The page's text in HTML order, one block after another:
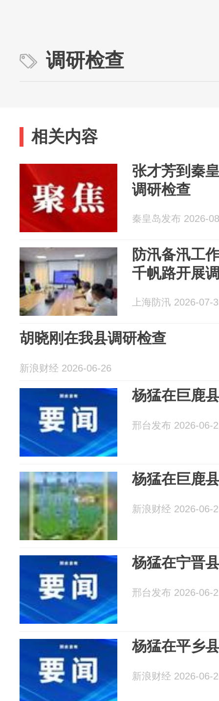
调研检查
相关内容
张才芳到秦
调研检查
秦皇岛发布 2026-
防汛备汛工
千帆路开展
上海防汛 2026-07-
胡晓刚在我县调研检查
新浪财经 2026-06-26
杨猛在巨鹿
邢台发布 2026-06-
杨猛在巨鹿
新浪财经 2026-06-
杨猛在宁晋
邢台发布 2026-06-
杨猛在平乡
新浪财经 2026-06-